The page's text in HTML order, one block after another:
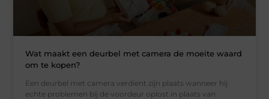
Wat maakt een deurbel met camera de moeite waard
om te kopen?
Een deurbel met camera verdient zijn plaats wanneer hij
echte problemen bij de voordeur oplost in plaats van